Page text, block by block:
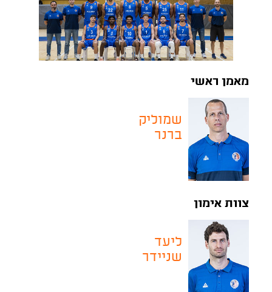
מאמן ראשי
שמוליק
ברנר
צוות אימון
ליעד
שניידר